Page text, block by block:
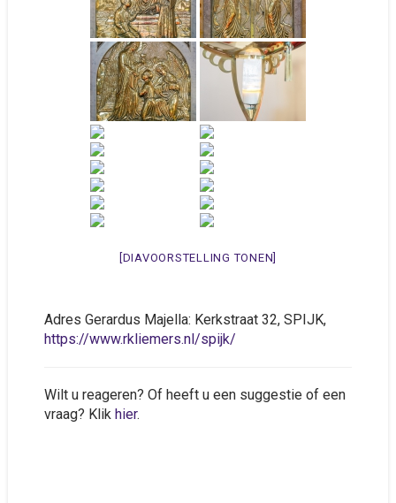
[DIAVOORSTELLING TONEN]
Adres Gerardus Majella: Kerkstraat 32, SPIJK,
https://www.rkliemers.nl/spijk/
Wilt u reageren? Of heeft u een suggestie of een
vraag? Klik hier.